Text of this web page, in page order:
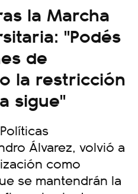
la Marcha
"Podés
de
la restricción
sigue"
Álvarez, volvió a
como
se mantendrán la